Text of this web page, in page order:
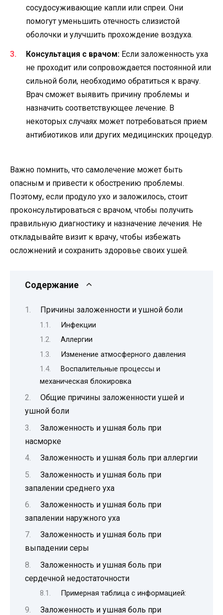
сосудосуживающие капли или спреи. Они
помогут уменьшить отечность слизистой
оболочки и улучшить прохождение воздуха.
Консультация с врачом: Если заложенность уха
не проходит или сопровождается постоянной или
сильной боли, необходимо обратиться к врачу.
Врач сможет выявить причину проблемы и
назначить соответствующее лечение. В
некоторых случаях может потребоваться прием
антибиотиков или других медицинских процедур.
Важно помнить, что самолечение может быть
опасным и привести к обострению проблемы.
Поэтому, если продуло ухо и заложилось, стоит
проконсультироваться с врачом, чтобы получить
правильную диагностику и назначение лечения. Не
откладывайте визит к врачу, чтобы избежать
осложнений и сохранить здоровье своих ушей.
Содержание
Причины заложенности и ушной боли
Инфекции
Аллергии
Изменение атмосферного давления
Воспалительные процессы и
механическая блокировка
Общие причины заложенности ушей и
ушной боли
Заложенность и ушная боль при
насморке
Заложенность и ушная боль при аллергии
Заложенность и ушная боль при
запалении среднего уха
Заложенность и ушная боль при
запалении наружного уха
Заложенность и ушная боль при
выпадении серы
Заложенность и ушная боль при
сердечной недостаточности
Примерная таблица с информацией:
Заложенность и ушная боль при